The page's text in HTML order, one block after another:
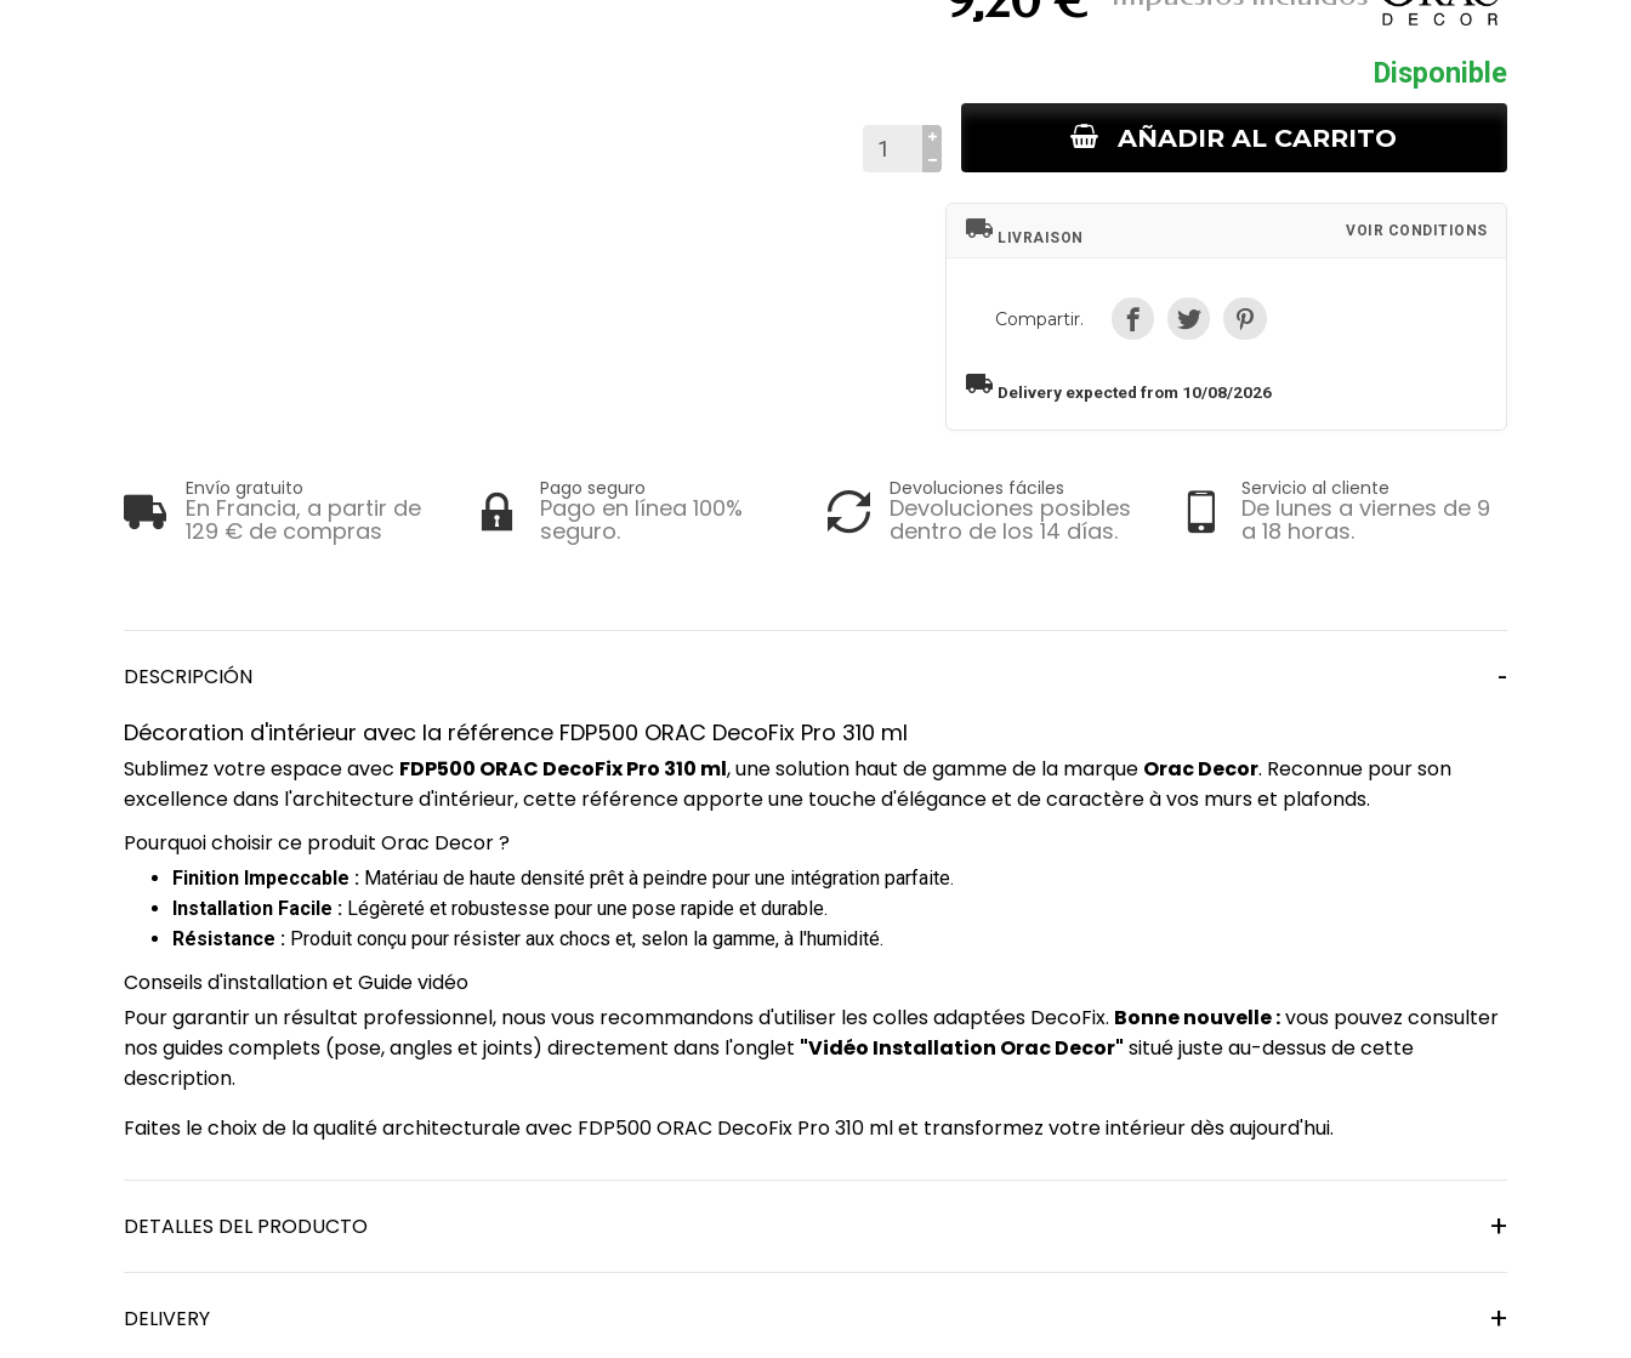
Disponible
AÑADIR AL CARRITO
local_shipping LIVRAISON VOIR CONDITIONS
Compartir.
local_shipping Delivery expected from 10/08/2026
Envío gratuito
En Francia, a partir de
129 € de compras
Pago seguro
Pago en línea 100%
seguro.
Devoluciones fáciles
Devoluciones posibles
dentro de los 14 días.
Servicio al cliente
De lunes a viernes de 9
a 18 horas.
DESCRIPCIÓN
Décoration d'intérieur avec la référence FDP500 ORAC DecoFix Pro 310 ml
Sublimez votre espace avec FDP500 ORAC DecoFix Pro 310 ml, une solution haut de gamme de la marque Orac Decor. Reconnue pour son
excellence dans l'architecture d'intérieur, cette référence apporte une touche d'élégance et de caractère à vos murs et plafonds.
Pourquoi choisir ce produit Orac Decor ?
Finition Impeccable : Matériau de haute densité prêt à peindre pour une intégration parfaite.
Installation Facile : Légèreté et robustesse pour une pose rapide et durable.
Résistance : Produit conçu pour résister aux chocs et, selon la gamme, à l'humidité.
Conseils d'installation et Guide vidéo
Pour garantir un résultat professionnel, nous vous recommandons d'utiliser les colles adaptées DecoFix. Bonne nouvelle :vous pouvez consulter
nos guides complets (pose, angles et joints) directement dans l'onglet "Vidéo Installation Orac Decor" situé juste au-dessus de cette
description.
Faites le choix de la qualité architecturale avec FDP500 ORAC DecoFix Pro 310 ml et transformez votre intérieur dès aujourd'hui.
DETALLES DEL PRODUCTO
DELIVERY